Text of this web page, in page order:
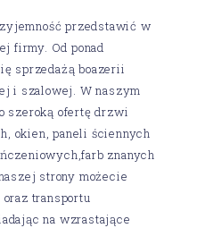
przedstawić w
firmy. Od ponad
sprzedażą boazerii
i szalowej. W naszym
szeroką ofertę drzwi
okien, paneli ściennych
znanych
strony możecie
transportu
na wzrastające